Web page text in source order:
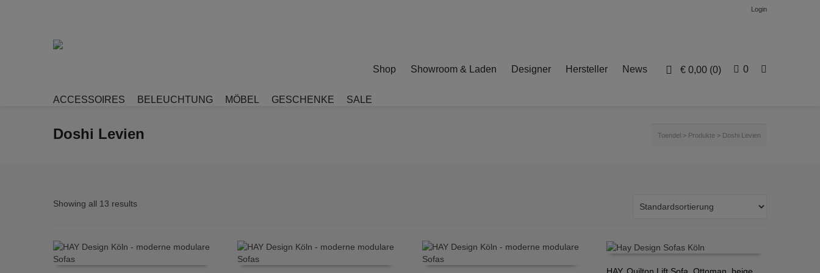
Login
€ 0,00 (0) 0
Shop Showroom & Laden Designer Hersteller News
ACCESSOIRES BELEUCHTUNG MÖBEL GESCHENKE SALE
Doshi Levien Toendel > Produkte > Doshi Levien
Showing all 13 results